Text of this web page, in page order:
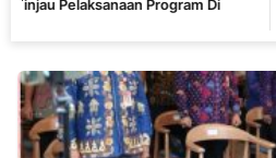
Program Di